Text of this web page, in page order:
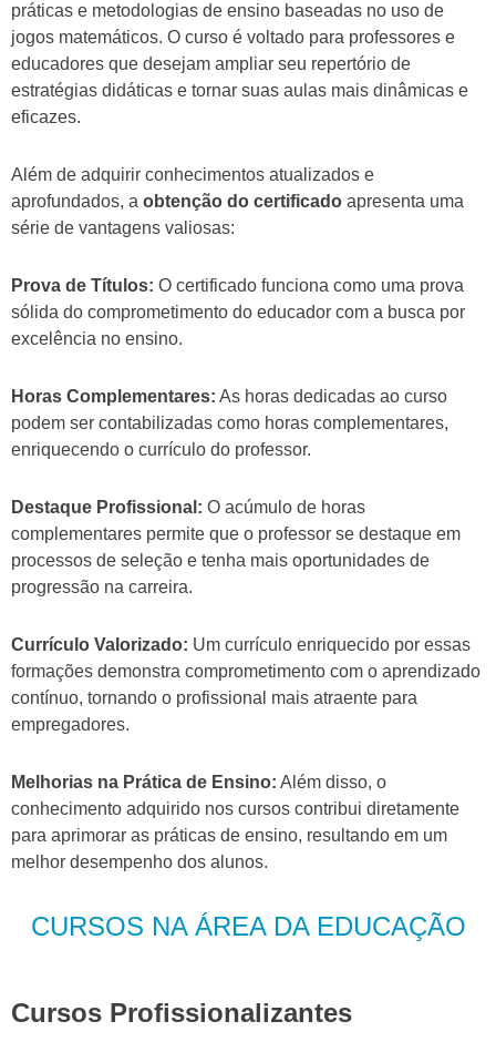
práticas e metodologias de ensino baseadas no uso de
jogos matemáticos. O curso é voltado para professores e
educadores que desejam ampliar seu repertório de
estratégias didáticas e tornar suas aulas mais dinâmicas e
eficazes.
Além de adquirir conhecimentos atualizados e
aprofundados, a obtenção do certificado apresenta uma
série de vantagens valiosas:
Prova de Títulos: O certificado funciona como uma prova
sólida do comprometimento do educador com a busca por
excelência no ensino.
Horas Complementares: As horas dedicadas ao curso
podem ser contabilizadas como horas complementares,
enriquecendo o currículo do professor.
Destaque Profissional: O acúmulo de horas
complementares permite que o professor se destaque em
processos de seleção e tenha mais oportunidades de
progressão na carreira.
Currículo Valorizado: Um currículo enriquecido por essas
formações demonstra comprometimento com o aprendizado
contínuo, tornando o profissional mais atraente para
empregadores.
Melhorias na Prática de Ensino: Além disso, o
conhecimento adquirido nos cursos contribui diretamente
para aprimorar as práticas de ensino, resultando em um
melhor desempenho dos alunos.
CURSOS NA ÁREA DA EDUCAÇÃO
Cursos Profissionalizantes